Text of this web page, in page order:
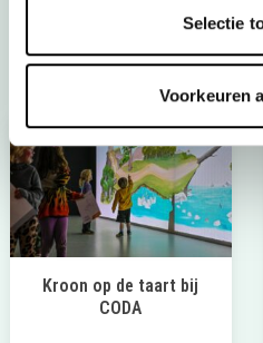
Selectie
Voorkeuren
Kroon op de taart bij
CODA